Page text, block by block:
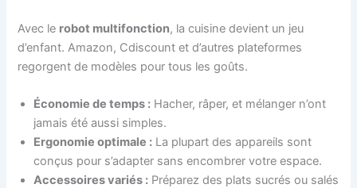
Avec le robot multifonction, la cuisine devient un jeu
d’enfant. Amazon, Cdiscount et d’autres plateformes
regorgent de modèles pour tous les goûts.
Économie de temps : Hacher, râper, et mélanger n’ont
jamais été aussi simples.
Ergonomie optimale : La plupart des appareils sont
conçus pour s’adapter sans encombrer votre espace.
Accessoires variés : Préparez des plats sucrés ou salés